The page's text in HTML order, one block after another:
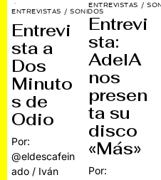
ENTREVISTAS / SONIDOS
Entrevi
sta a
Dos
Minuto
s de
Odio
Por:
@eldescafein
ado / Iván
ENTREVISTAS /
Entrevi
sta:
AdelA
nos
presen
ta su
disco
«Más»
Por: